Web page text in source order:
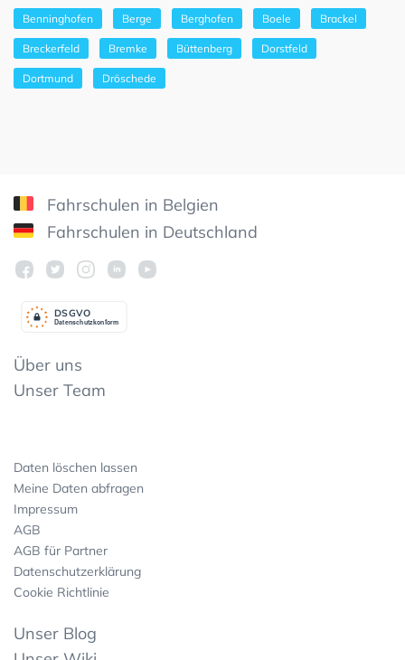
Benninghofen Berge Berghofen Boele Brackel
Breckerfeld Bremke Büttenberg Dorstfeld
Dortmund Dröschede
Fahrschulen in Belgien
Fahrschulen in Deutschland
Datenschutzkonform
DSGVO
Über uns
Unser Team
Daten löschen lassen
Meine Daten abfragen
Impressum
AGB
AGB für Partner
Datenschutzerklärung
Cookie Richtlinie
Unser Blog